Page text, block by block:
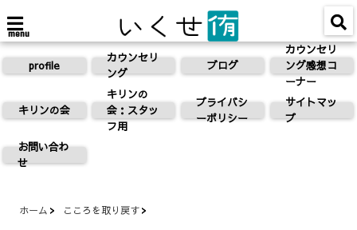
menu
profile
カウンセリ
ング
ブログ
カウンセリ
ング感想コ
ーナー
キリンの会
キリンの
会：スタッ
フ用
プライバシ
ーポリシー
サイトマッ
プ
お問い合わ
せ
ホーム こころを取り戻す